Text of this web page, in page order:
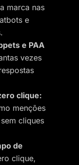
marca nas
e
e PAA
vezes
clique:
menções
cliques
de
clique,